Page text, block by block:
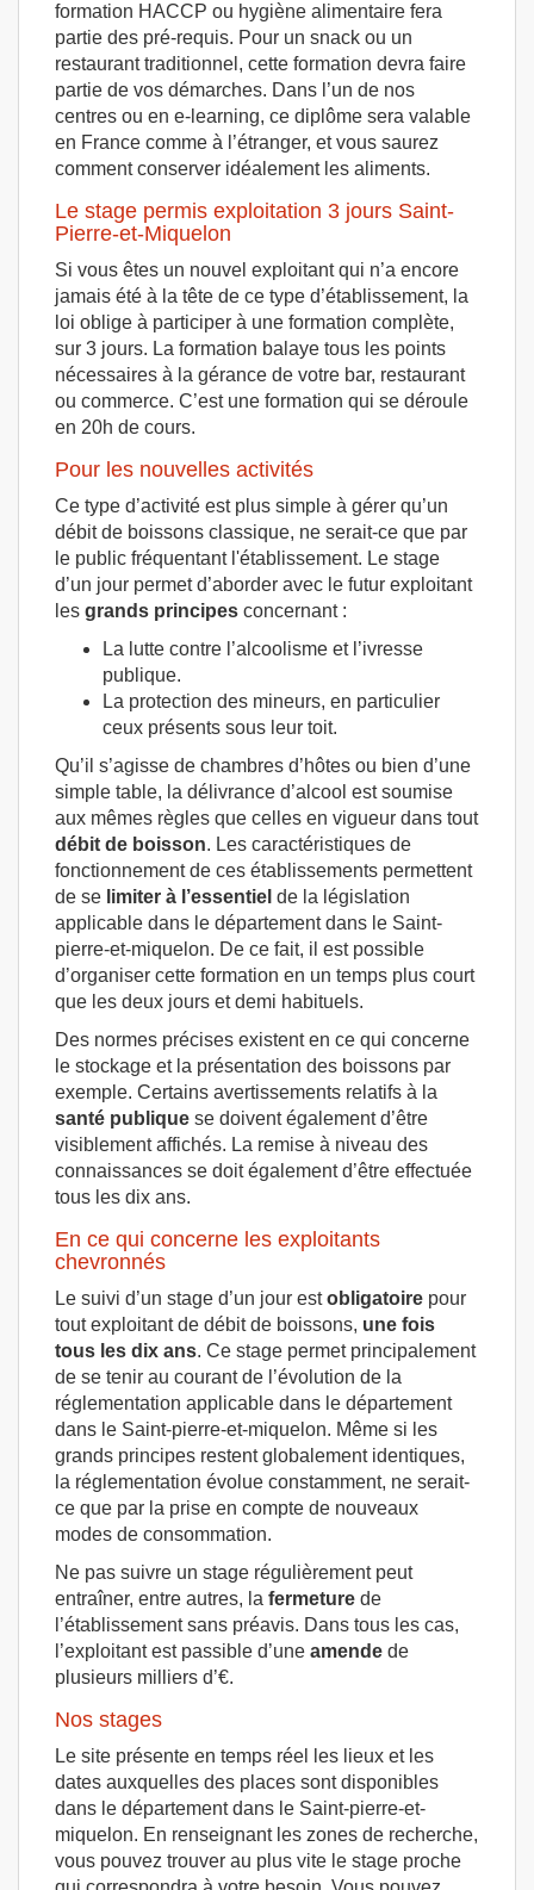
formation HACCP ou hygiène alimentaire fera
partie des pré-requis. Pour un snack ou un
restaurant traditionnel, cette formation devra faire
partie de vos démarches. Dans l’un de nos
centres ou en e-learning, ce diplôme sera valable
en France comme à l’étranger, et vous saurez
comment conserver idéalement les aliments.
Le stage permis exploitation 3 jours Saint-
Pierre-et-Miquelon
Si vous êtes un nouvel exploitant qui n’a encore
jamais été à la tête de ce type d’établissement, la
loi oblige à participer à une formation complète,
sur 3 jours. La formation balaye tous les points
nécessaires à la gérance de votre bar, restaurant
ou commerce. C’est une formation qui se déroule
en 20h de cours.
Pour les nouvelles activités
Ce type d’activité est plus simple à gérer qu’un
débit de boissons classique, ne serait-ce que par
le public fréquentant l'établissement. Le stage
d’un jour permet d’aborder avec le futur exploitant
les grands principes concernant :
La lutte contre l’alcoolisme et l’ivresse
publique.
La protection des mineurs, en particulier
ceux présents sous leur toit.
Qu’il s’agisse de chambres d’hôtes ou bien d’une
simple table, la délivrance d’alcool est soumise
aux mêmes règles que celles en vigueur dans tout
débit de boisson. Les caractéristiques de
fonctionnement de ces établissements permettent
de se limiter à l’essentiel de la législation
applicable dans le département dans le Saint-
pierre-et-miquelon. De ce fait, il est possible
d’organiser cette formation en un temps plus court
que les deux jours et demi habituels.
Des normes précises existent en ce qui concerne
le stockage et la présentation des boissons par
exemple. Certains avertissements relatifs à la
santé publique se doivent également d’être
visiblement affichés. La remise à niveau des
connaissances se doit également d’être effectuée
tous les dix ans.
En ce qui concerne les exploitants
chevronnés
Le suivi d’un stage d’un jour estobligatoire pour
tout exploitant de débit de boissons, une fois
tous les dix ans. Ce stage permet principalement
de se tenir au courant de l’évolution de la
réglementation applicable dans le département
dans le Saint-pierre-et-miquelon. Même si les
grands principes restent globalement identiques,
la réglementation évolue constamment, ne serait-
ce que par la prise en compte de nouveaux
modes de consommation.
Ne pas suivre un stage régulièrement peut
entraîner, entre autres, la fermeture de
l’établissement sans préavis. Dans tous les cas,
l’exploitant est passible d’une amende de
plusieurs milliers d’€.
Nos stages
Le site présente en temps réel les lieux et les
dates auxquelles des places sont disponibles
dans le département dans le Saint-pierre-et-
miquelon. En renseignant les zones de recherche,
vous pouvez trouver au plus vite le stage proche